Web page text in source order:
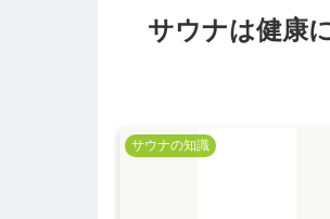
サウナは健康
サウナの知識